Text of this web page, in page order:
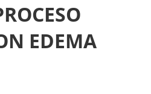
EDEMA